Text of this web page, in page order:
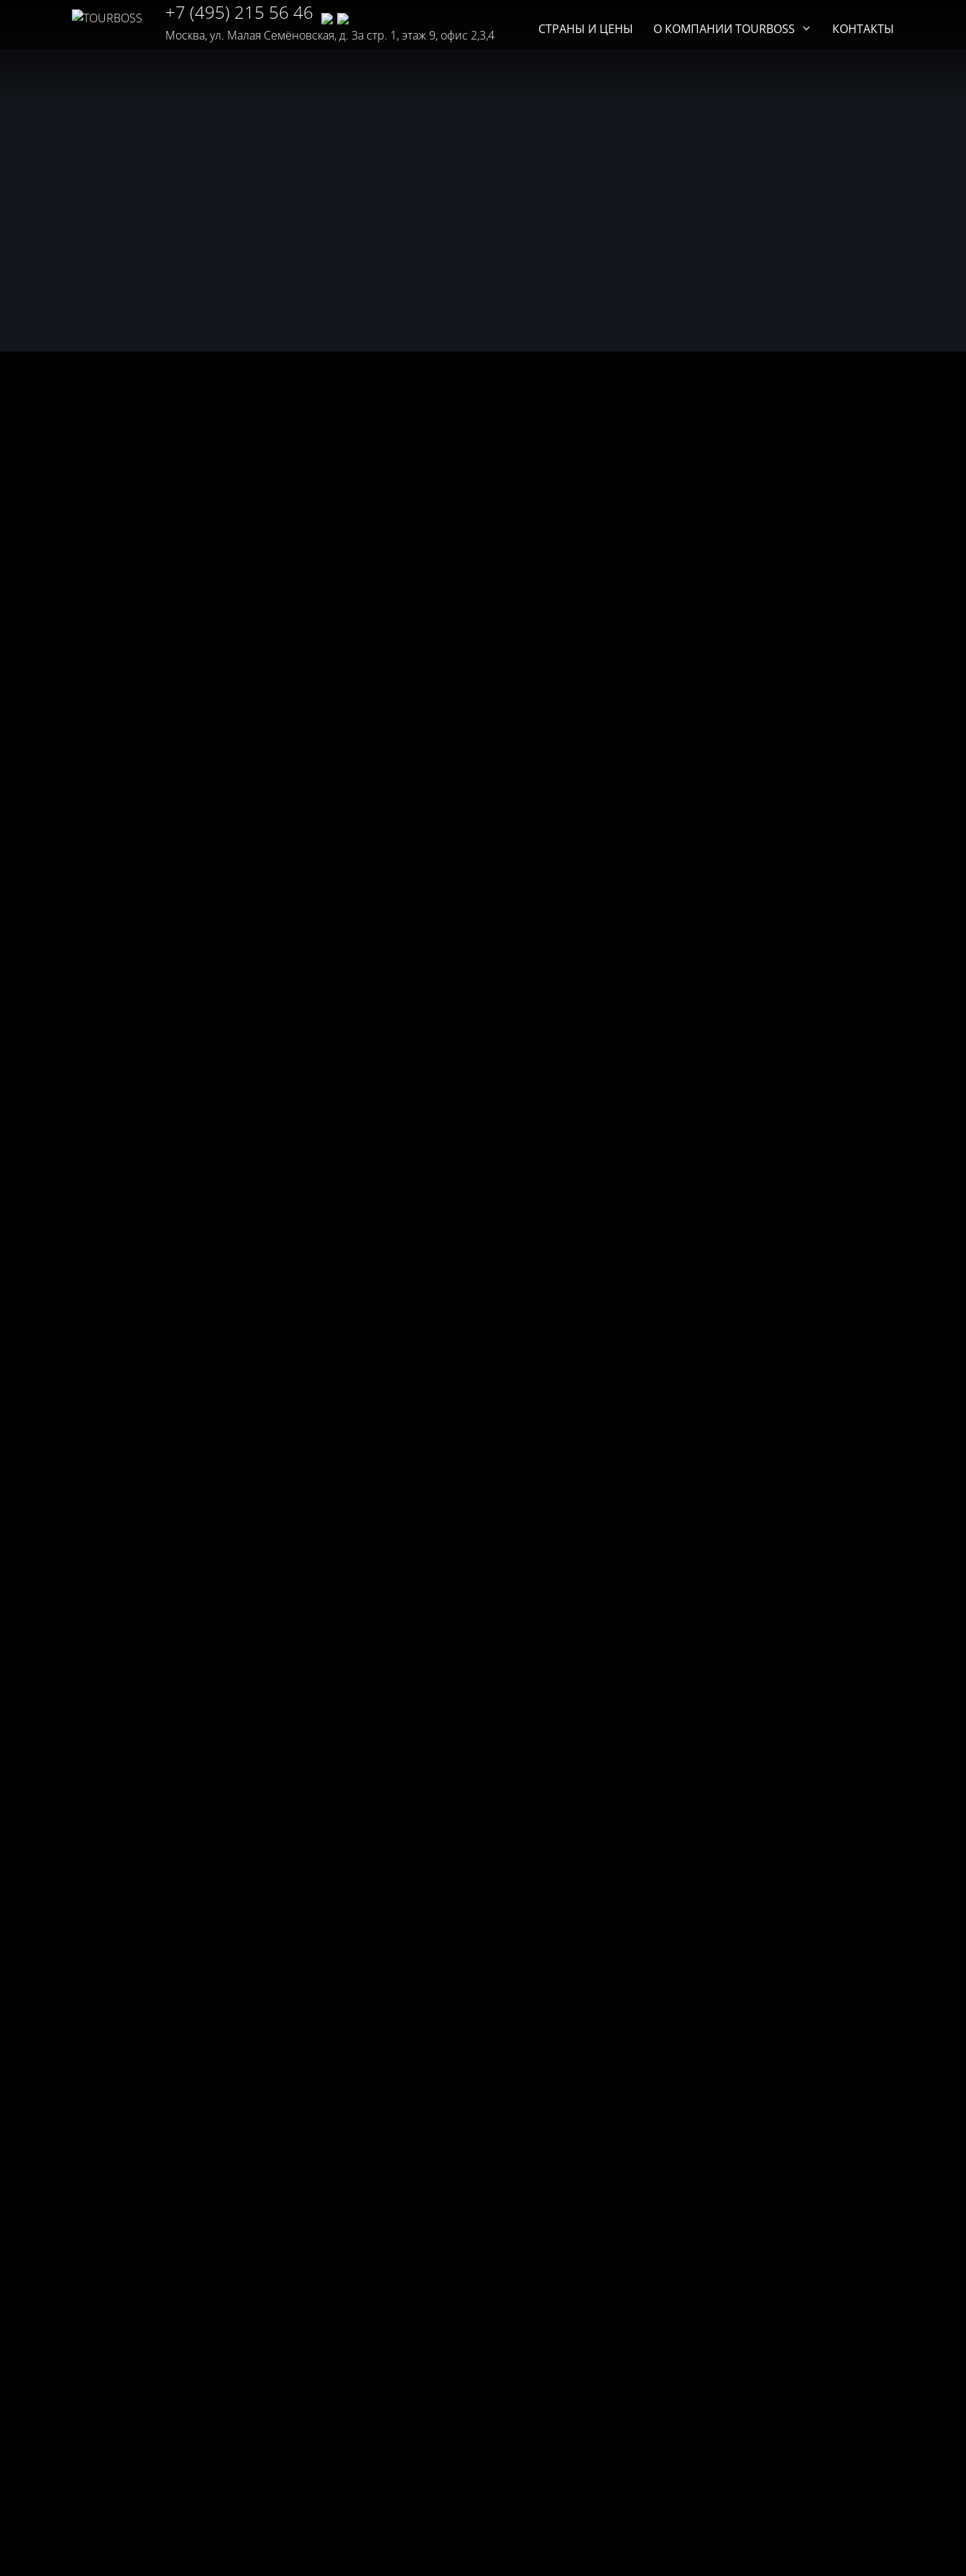
+7 (495) 215 56 46
Москва, ул. Малая Семёновская, д. 3а стр. 1, этаж 9, офис 2,3,4 СТРАНЫ И ЦЕНЫ О КОМПАНИИ TOURBOSS КОНТАКТЫ